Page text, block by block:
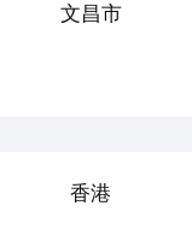
文昌市
香港